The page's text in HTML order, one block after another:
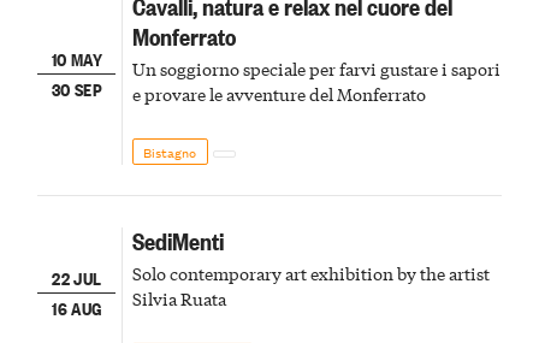
10 MAY
30 SEP
Monferrato
Un soggiorno speciale per farvi gustare i sapori
e provare le avventure del Monferrato
Bistagno
22 JUL
16 AUG
SediMenti
Solo contemporary art exhibition by the artist
Silvia Ruata